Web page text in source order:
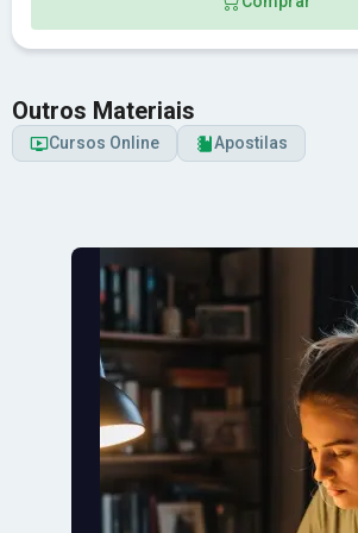
Outros Materiais
Cursos Online Apostilas